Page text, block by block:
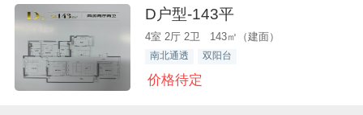
D户型-143平
4室 2厅 2卫 143㎡（建面）
南北通透 双阳台
价格待定